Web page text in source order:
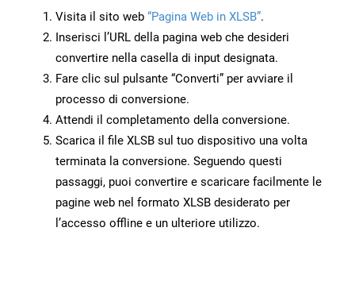
Visita il sito web “Pagina Web in XLSB”.
Inserisci l’URL della pagina web che desideri
convertire nella casella di input designata.
Fare clic sul pulsante “Converti” per avviare il
processo di conversione.
Attendi il completamento della conversione.
Scarica il file XLSB sul tuo dispositivo una volta
terminata la conversione. Seguendo questi
passaggi, puoi convertire e scaricare facilmente le
pagine web nel formato XLSB desiderato per
l’accesso offline e un ulteriore utilizzo.